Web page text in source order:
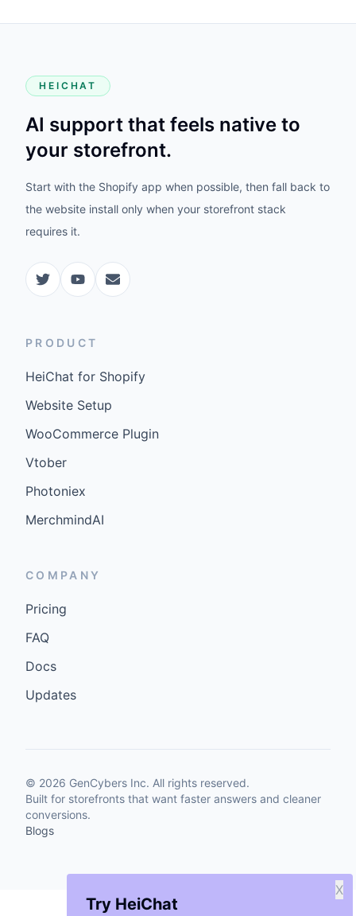
Try HeiChat
X
HEICHAT
AI support that feels native to
your storefront.
Start with the Shopify app when possible, then fall back to
the website install only when your storefront stack
requires it.
PRODUCT
HeiChat for Shopify
Website Setup
WooCommerce Plugin
Vtober
Photoniex
MerchmindAI
COMPANY
Pricing
FAQ
Docs
Updates
© 2026 GenCybers Inc. All rights reserved.
Built for storefronts that want faster answers and cleaner
conversions.
Blogs